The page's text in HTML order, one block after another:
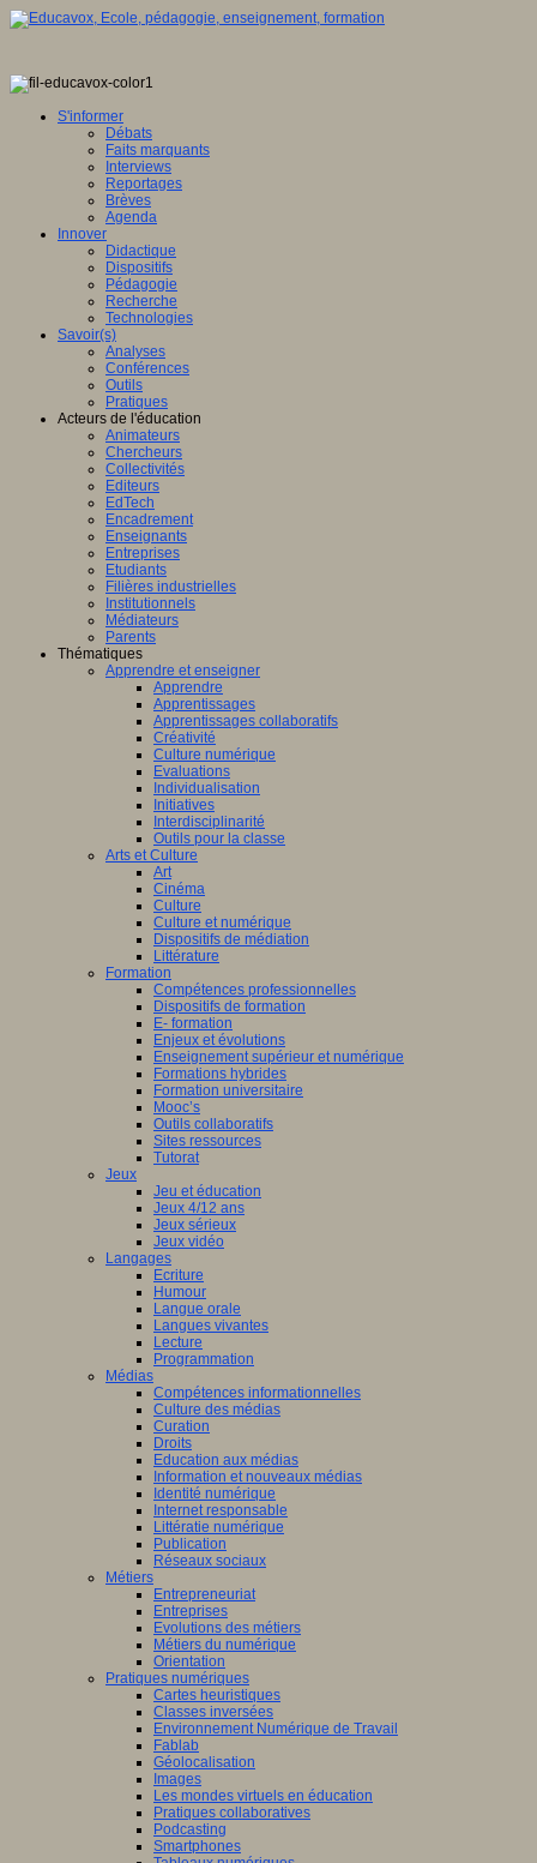
S'informer
Débats
Faits marquants
Interviews
Reportages
Brèves
Agenda
Innover
Didactique
Dispositifs
Pédagogie
Recherche
Technologies
Savoir(s)
Analyses
Conférences
Outils
Pratiques
Acteurs de l'éducation
Animateurs
Chercheurs
Collectivités
Editeurs
EdTech
Encadrement
Enseignants
Entreprises
Etudiants
Filières industrielles
Institutionnels
Médiateurs
Parents
Thématiques
Apprendre et enseigner
Apprendre
Apprentissages
Apprentissages collaboratifs
Créativité
Culture numérique
Evaluations
Individualisation
Initiatives
Interdisciplinarité
Outils pour la classe
Arts et Culture
Art
Cinéma
Culture
Culture et numérique
Dispositifs de médiation
Littérature
Formation
Compétences professionnelles
Dispositifs de formation
E- formation
Enjeux et évolutions
Enseignement supérieur et numérique
Formations hybrides
Formation universitaire
Mooc’s
Outils collaboratifs
Sites ressources
Tutorat
Jeux
Jeu et éducation
Jeux 4/12 ans
Jeux sérieux
Jeux vidéo
Langages
Ecriture
Humour
Langue orale
Langues vivantes
Lecture
Programmation
Médias
Compétences informationnelles
Culture des médias
Curation
Droits
Education aux médias
Information et nouveaux médias
Identité numérique
Internet responsable
Littératie numérique
Publication
Réseaux sociaux
Métiers
Entrepreneuriat
Entreprises
Evolutions des métiers
Métiers du numérique
Orientation
Pratiques numériques
Cartes heuristiques
Classes inversées
Environnement Numérique de Travail
Fablab
Géolocalisation
Images
Les mondes virtuels en éducation
Pratiques collaboratives
Podcasting
Smartphones